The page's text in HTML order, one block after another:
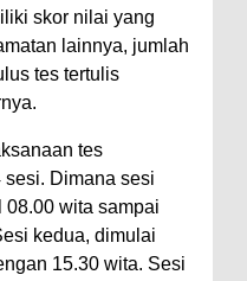
skor nilai yang
lainnya, jumlah
tes tertulis
tes
Dimana sesi
08.00 wita sampai
kedua, dimulai
15.30 wita. Sesi